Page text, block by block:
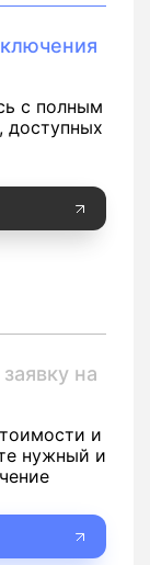
с полным
доступных
на
и
нужный и